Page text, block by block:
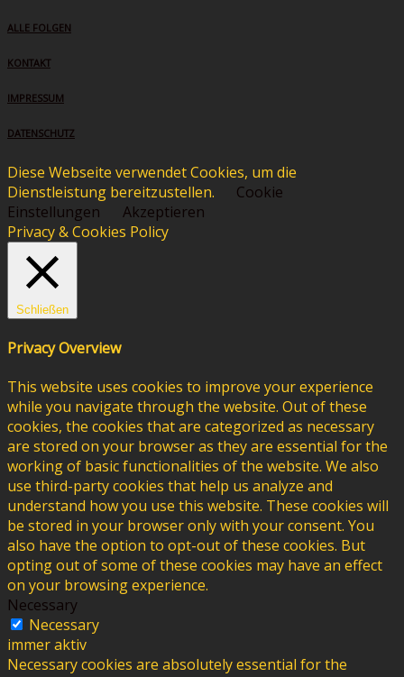
ALLE FOLGEN
KONTAKT
IMPRESSUM
DATENSCHUTZ
Diese Webseite verwendet Cookies, um die
Dienstleistung bereitzustellen.
Cookie
Einstellungen
Akzeptieren
Privacy & Cookies Policy
Schließen
Privacy Overview
This website uses cookies to improve your experience
while you navigate through the website. Out of these
cookies, the cookies that are categorized as necessary
are stored on your browser as they are essential for the
working of basic functionalities of the website. We also
use third-party cookies that help us analyze and
understand how you use this website. These cookies will
be stored in your browser only with your consent. You
also have the option to opt-out of these cookies. But
opting out of some of these cookies may have an effect
on your browsing experience.
Necessary
Necessary
immer aktiv
Necessary cookies are absolutely essential for the